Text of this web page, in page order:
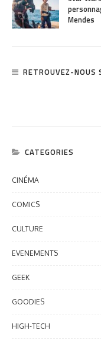
Mendes
RETROUVEZ-NOUS
CATEGORIES
CINÉMA
COMICS
CULTURE
EVENEMENTS
GEEK
GOODIES
HIGH-TECH